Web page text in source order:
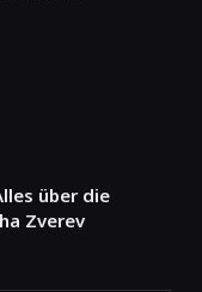
über die
Zverev